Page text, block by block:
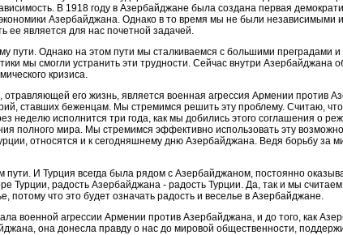
В 1918 году в Азербайджане была создана первая
экономики Азербай­джана. Однако в то время мы не были
ее является для нас почетной задачей.
пути. Одна­ко на этом пути мы сталкиваемся с большими пре­градами
мы смогли устранить эти трудности. Сейчас внутри
кризиса.
его жизнь, является военная агрессия Армении против
ставших беженцам. Мы стремимся решить эту проблему. Считаю,
неделю исполнится три года, как мы добились этого соглашения о
полного мира. Мы стремимся эффективно использо­вать эту
относятся и к сегодняшнему дню Азербайджана. Ведя борьбу
И Тур­ция всегда была рядом с Азербайджаном, постоянно
Турции, радость Азербайджана - ра­дость Турции. Да, так и мы
потому что это будет означать радость и веселье в Азербайджане.
военной агрессии Армении против Азербайд­жана, и до того, как
она донесла правду о нас до мировой общественности,